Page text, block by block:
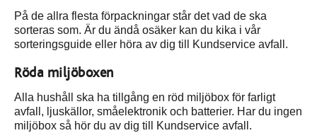
På de allra flesta förpackningar står det vad de ska
sorteras som. Är du ändå osäker kan du kika i vår
sorteringsguide eller höra av dig till Kundservice avfall.
Röda miljöboxen
Alla hushåll ska ha tillgång en röd miljöbox för farligt
avfall, ljuskällor, småelektronik och batterier. Har du ingen
miljöbox så hör du av dig till Kundservice avfall.